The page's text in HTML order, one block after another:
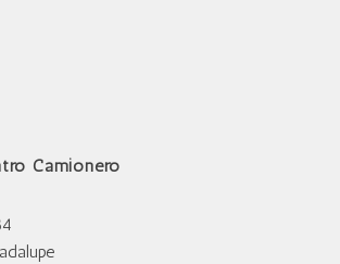
Camionero